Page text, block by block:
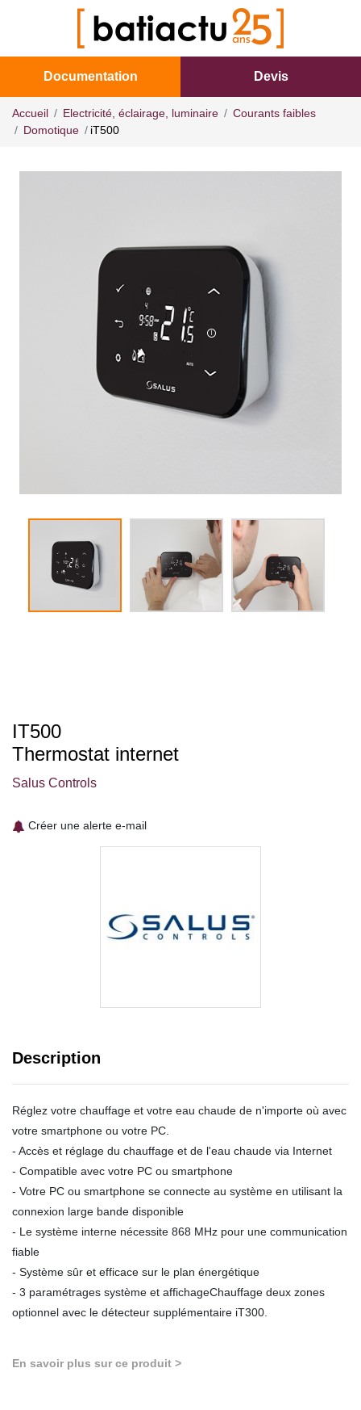
Documentation Devis
Accueil Electricité, éclairage, luminaire
Courants faibles
Domotique
iT500
IT500
Thermostat internet
Salus Controls
Créer une alerte e-mail
Description
Réglez votre chauffage et votre eau chaude de n'importe où avec
votre smartphone ou votre PC.
- Accès et réglage du chauffage et de l'eau chaude via Internet
- Compatible avec votre PC ou smartphone
- Votre PC ou smartphone se connecte au système en utilisant la
connexion large bande disponible
- Le système interne nécessite 868 MHz pour une communication
fiable
- Système sûr et efficace sur le plan énergétique
- 3 paramétrages système et affichageChauffage deux zones
optionnel avec le détecteur supplémentaire iT300.
En savoir plus sur ce produit >